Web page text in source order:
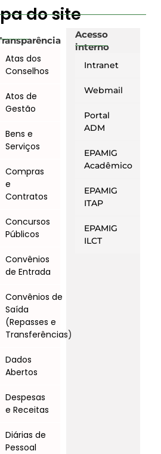
do site
Atas dos
Conselhos
Atos de
Gestão
Bens e
Serviços
Compras
e
Contratos
Concursos
Públicos
Convênios
de Entrada
Convênios de
Saída
(Repasses e
Transferências)
Dados
Abertos
Despesas
e Receitas
Diárias de
Pessoal
Acesso
interno
Intranet
Webmail
Portal
ADM
EPAMIG
Acadêmico
EPAMIG
ITAP
EPAMIG
ILCT